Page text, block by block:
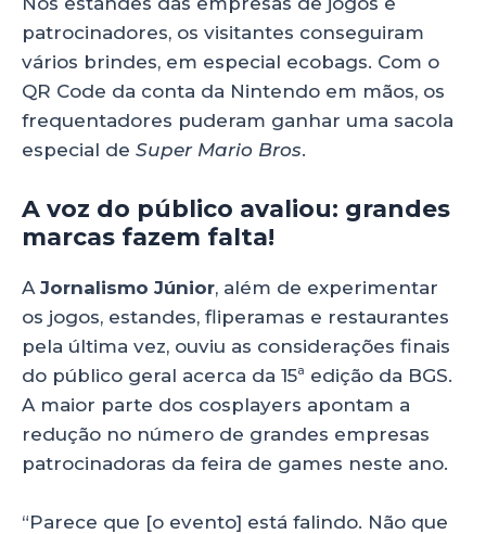
patrocinadores, os visitantes conseguiram
vários brindes, em especial ecobags. Com o
QR Code da conta da Nintendo em mãos, os
frequentadores puderam ganhar uma sacola
especial de Super Mario Bros.
A voz do público avaliou: grandes
marcas fazem falta!
A Jornalismo Júnior, além de experimentar
os jogos, estandes, fliperamas e restaurantes
pela última vez, ouviu as considerações finais
do público geral acerca da 15ª edição da BGS.
A maior parte dos cosplayers apontam a
redução no número de grandes empresas
patrocinadoras da feira de games neste ano.
“Parece que [o evento] está falindo. Não que